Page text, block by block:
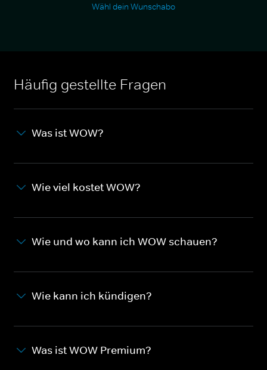
Wähl dein Wunschabo
Häufig gestellte Fragen
Was ist WOW?
Wie viel kostet WOW?
Wie und wo kann ich WOW schauen?
Wie kann ich kündigen?
Was ist WOW Premium?